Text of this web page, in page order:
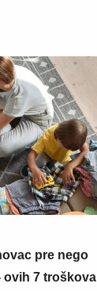
pre nego
ovih 7 troškova